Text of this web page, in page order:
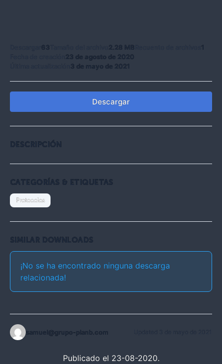
63 2.28 MB
1
23 de agosto de 2020
3 de mayo de 2021
Descargar
DESCRIPCIÓN
CATEGORÍAS & ETIQUETAS
Protocolos
SIMILAR DOWNLOADS
¡No se ha encontrado ninguna descarga
relacionada!
samuel@grupo-planb.com
Publicado el 23-08-2020.